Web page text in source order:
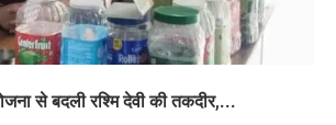
से बदली रश्मि देवी की तकदीर,...